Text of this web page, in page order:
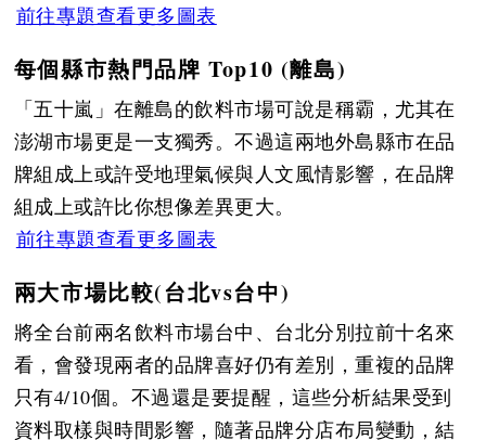
前往專題查看更多圖表
每個縣市熱門品牌 Top10 (離島)
「五十嵐」在離島的飲料市場可說是稱霸，尤其在
澎湖市場更是一支獨秀。不過這兩地外島縣市在品
牌組成上或許受地理氣候與人文風情影響，在品牌
組成上或許比你想像差異更大。
前往專題查看更多圖表
兩大市場比較(台北vs台中)
將全台前兩名飲料市場台中、台北分別拉前十名來
看，會發現兩者的品牌喜好仍有差別，重複的品牌
只有4/10個。不過還是要提醒，這些分析結果受到
資料取樣與時間影響，隨著品牌分店布局變動，結